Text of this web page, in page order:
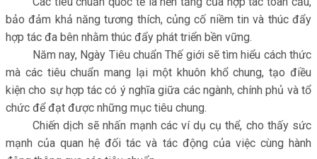
bảo đảm khả năng tương thích, củng cố niềm tin và thúc đẩy
hợp tác đa bên nhằm thúc đẩy phát triển bền vững.
Năm nay, Ngày Tiêu chuẩn Thế giới sẽ tìm hiểu cách thức
mà các tiêu chuẩn mang lại một khuôn khổ chung, tạo điều
kiện cho sự hợp tác có ý nghĩa giữa các ngành, chính phủ và tổ
chức để đạt được những mục tiêu chung.
Chiến dịch sẽ nhấn mạnh các ví dụ cụ thể, cho thấy sức
mạnh của quan hệ đối tác và tác động của việc cùng hành